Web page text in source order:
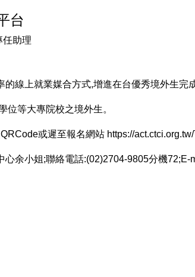
台
任助理
線上就業媒合方式,增進在台優秀境外生完
位等大專院校之境外生。
或遲至報名網站 https://
心余小姐;聯絡電話:(02)2704-9805分機